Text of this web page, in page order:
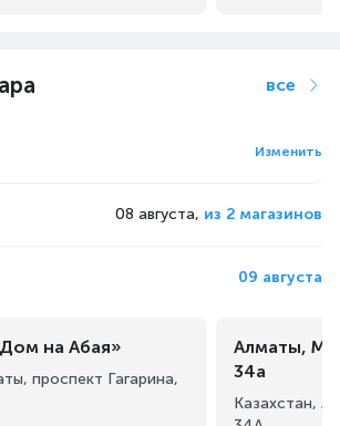
все
Изменить
08 августа, из 2 магазинов
09 августа
на Абая»
проспект Гагарина,
Алматы,
34а
Казахстан,